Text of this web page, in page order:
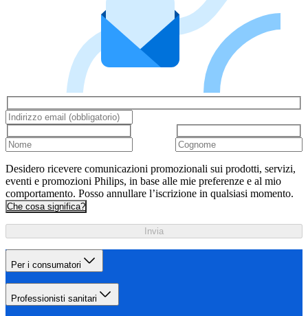
Desidero ricevere comunicazioni promozionali sui prodotti, servizi,
eventi e promozioni Philips, in base alle mie preferenze e al mio
comportamento. Posso annullare l’iscrizione in qualsiasi momento.
Che cosa significa?
Invia
Per i consumatori
Professionisti sanitari